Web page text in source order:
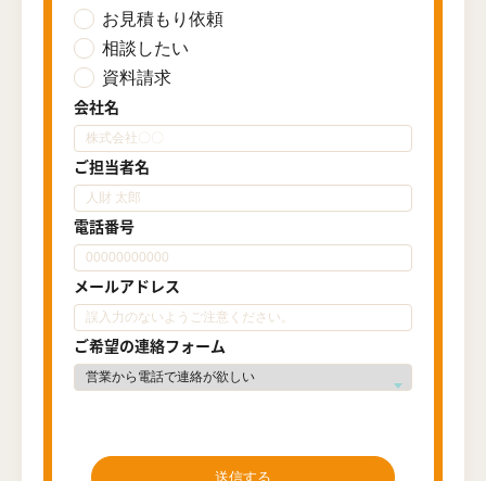
お見積もり依頼
相談したい
資料請求
会社名
ご担当者名
電話番号
メールアドレス
ご希望の連絡フォーム